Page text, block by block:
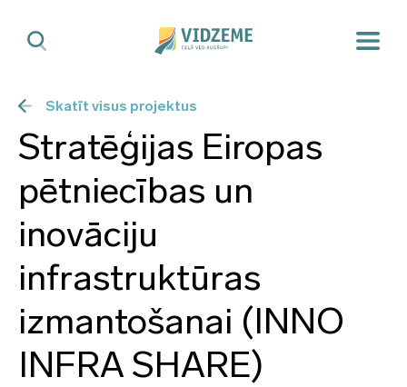
Skatīt visus projektus
Stratēģijas Eiropas
pētniecības un
inovāciju
infrastruktūras
izmantošanai (INNO
INFRA SHARE)